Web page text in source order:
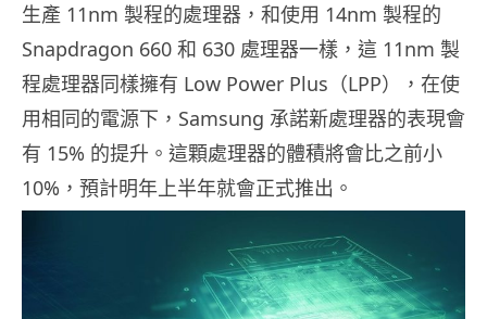
生產 11nm 製程的處理器，和使用 14nm 製程的
Snapdragon 660 和 630 處理器一樣，這 11nm 製
程處理器同樣擁有 Low Power Plus（LPP），在使
用相同的電源下，Samsung 承諾新處理器的表現會
有 15% 的提升。這顆處理器的體積將會比之前小
10%，預計明年上半年就會正式推出。